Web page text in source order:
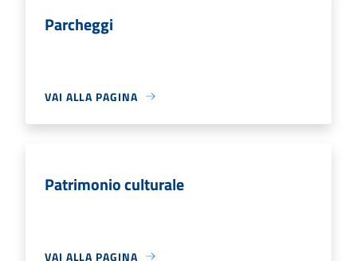
Parcheggi
VAI ALLA PAGINA
Patrimonio culturale
VAI ALLA PAGINA